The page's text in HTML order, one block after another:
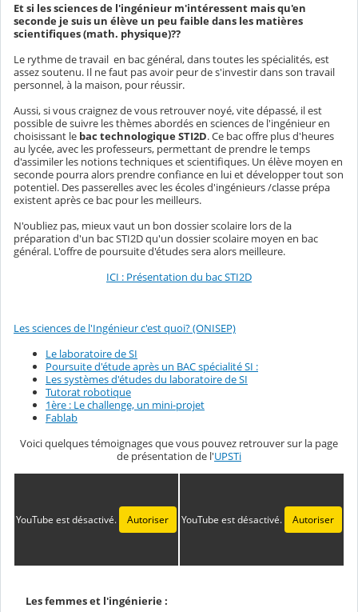
Et si les sciences de l'ingénieur m'intéressent mais qu'en
seconde je suis un élève un peu faible dans les matières
scientifiques (math. physique)??
Le rythme de travail en bac général, dans toutes les spécialités, est
assez soutenu. Il ne faut pas avoir peur de s'investir dans son travail
personnel, à la maison, pour réussir.
Aussi, si vous craignez de vous retrouver noyé, vite dépassé, il est
possible de suivre les thèmes abordés en sciences de l'ingénieur en
choisissant le bac technologique STI2D. Ce bac offre plus d'heures
au lycée, avec les professeurs, permettant de prendre le temps
d'assimiler les notions techniques et scientifiques. Un élève moyen en
seconde pourra alors prendre confiance en lui et développer tout son
potentiel. Des passerelles avec les écoles d'ingénieurs /classe prépa
existent après ce bac pour les meilleurs.
N'oubliez pas, mieux vaut un bon dossier scolaire lors de la
préparation d'un bac STI2D qu'un dossier scolaire moyen en bac
général. L'offre de poursuite d'études sera alors meilleure.
ICI : Présentation du bac STI2D
Les sciences de l'Ingénieur c'est quoi? (ONISEP)
Le laboratoire de SI
Poursuite d'étude après un BAC spécialité SI :
Les systèmes d'études du laboratoire de SI
Tutorat robotique
1ère : Le challenge, un mini-projet
Fablab
Voici quelques témoignages que vous pouvez retrouver sur la page
de présentation de l'UPSTi
YouTube est désactivé. Autoriser YouTube est désactivé. Autoriser
Les femmes et l'ingénierie :